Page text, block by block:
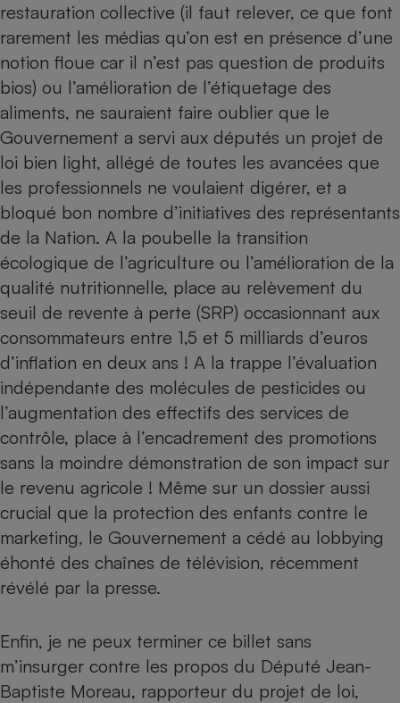
restauration collective (il faut relever, ce que font
rarement les médias qu’on est en présence d’une
notion floue car il n’est pas question de produits
bios) ou l’amélioration de l’étiquetage des
aliments, ne sauraient faire oublier que le
Gouvernement a servi aux députés un projet de
loi bien light, allégé de toutes les avancées que
les professionnels ne voulaient digérer, et a
bloqué bon nombre d’initiatives des représentants
de la Nation. A la poubelle la transition
écologique de l’agriculture ou l’amélioration de la
qualité nutritionnelle, place au relèvement du
seuil de revente à perte (SRP) occasionnant aux
consommateurs entre 1,5 et 5 milliards d’euros
d’inflation en deux ans ! A la trappe l’évaluation
indépendante des molécules de pesticides ou
l’augmentation des effectifs des services de
contrôle, place à l’encadrement des promotions
sans la moindre démonstration de son impact sur
le revenu agricole ! Même sur un dossier aussi
crucial que la protection des enfants contre le
marketing, le Gouvernement a cédé au lobbying
éhonté des chaînes de télévision, récemment
révélé par la presse.
Enfin, je ne peux terminer ce billet sans
m’insurger contre les propos du Député Jean-
Baptiste Moreau, rapporteur du projet de loi,
Lave-linge
Plaque de cuisson à
induction
Climatiseur -
Ventilateur
Téléphone mobile -
Smartphone
Antivirus
Radiateur électrique
Ventilateur
Antimoustique